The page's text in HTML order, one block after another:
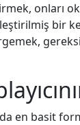
onları
bir
en basit